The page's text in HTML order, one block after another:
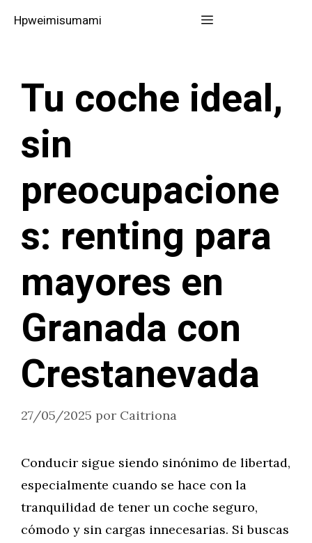
Hpweimisumami Menú
Tu coche ideal,
sin
preocupacione
s: renting para
mayores en
Granada con
Crestanevada
27/05/2025 por Caitriona
Conducir sigue siendo sinónimo de libertad,
especialmente cuando se hace con la
tranquilidad de tener un coche seguro,
cómodo y sin cargas innecesarias. Si buscas